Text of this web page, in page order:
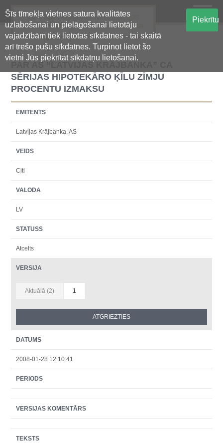
Šīs tīmekļa vietnes satura kvalitātes
uzlabošanai un pielāgošanai lietotāju
vajadzībām tiek lietotas sīkdatnes - tai skaitā
arī trešo pušu sīkdatnes. Turpinot lietot šo
vietni Jūs piekrītat sīkdatņu lietošanai.
Piekrītu
Oficiālā regulētās informācijas
centralizētā glabāšanas sistēma
PAR AS “LATVIJAS KRĀJBANKA” CA
SĒRIJAS HIPOTEKĀRO ĶĪLU ZĪMJU
PROCENTU IZMAKSU
EMITENTS
Latvijas Krājbanka, AS
VEIDS
Citi
VALODA
LV
STATUSS
Atcelts
VERSIJA
Aktuālā (2) 1
DATUMS
2008-01-28 12:10:41
PERIODS
VERSIJAS KOMENTĀRS
TEKSTS